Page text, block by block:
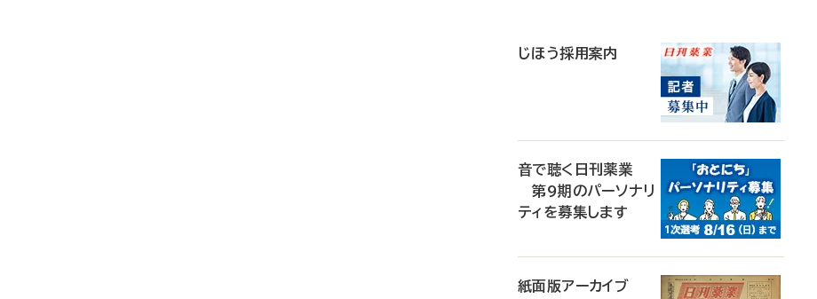
じほう採用案内
音で聴く日刊薬業
第9期のパーソナリ
ティを募集します
紙面版アーカイブ